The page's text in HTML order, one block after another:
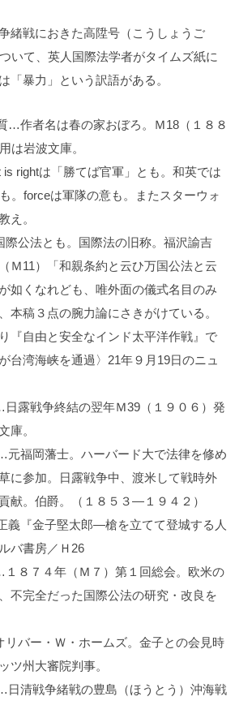
緒戦におきた高陞号（こうしょうご
いて、英人国際法学者がタイムズ紙に
「暴力」という訳語がある。
…作者名は春の家おぼろ。Ｍ18（１８８
は岩波文庫。
rightは「勝てば官軍」とも。和英では
。forceは軍隊の意も。またスターウォ
え。
公法とも。国際法の旧称。福沢諭吉
Ｍ11）「和親条約と云ひ万国公法と云
如くなれども、唯外面の儀式名目のみ
本稿３点の腕力論にさきがけている。
『自由と安全なインド太平洋作戦』で
台湾海峡を通過〉21年９月19日のニュ
露戦争終結の翌年Ｍ39（１９０６）発
庫。
福岡藩士。ハーバード大で法律を修め
に参加。日露戦争中、渡米して戦時外
献。伯爵。（１８５３—１９４２）
『金子堅太郎―槍を立てて登城する人
バ書房／Ｈ26
８７４年（Ｍ７）第１回総会。欧米の
不完全だった国際公法の研究・改良を
バー・Ｗ・ホームズ。金子との会見時
ツ州大審院判事。
清戦争緒戦の豊島（ほうとう）沖海戦